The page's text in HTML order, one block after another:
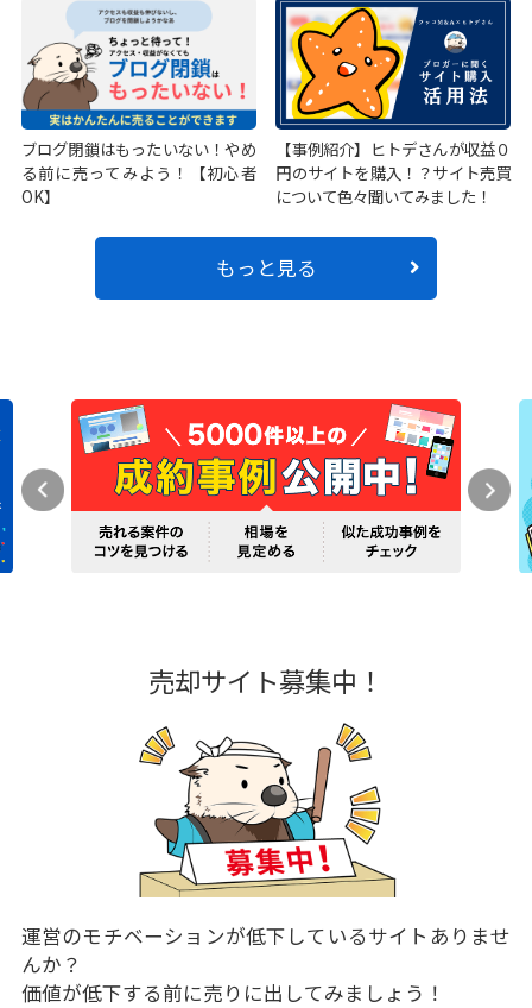
ブログ閉鎖はもったいない！やめ
る前に売ってみよう！【初心者
OK】
【事例紹介】ヒトデさんが収益０
円のサイトを購入！？サイト売買
について色々聞いてみました！
もっと見る
売却サイト募集中！
運営のモチベーションが低下しているサイトありませ
んか？
価値が低下する前に売りに出してみましょう！